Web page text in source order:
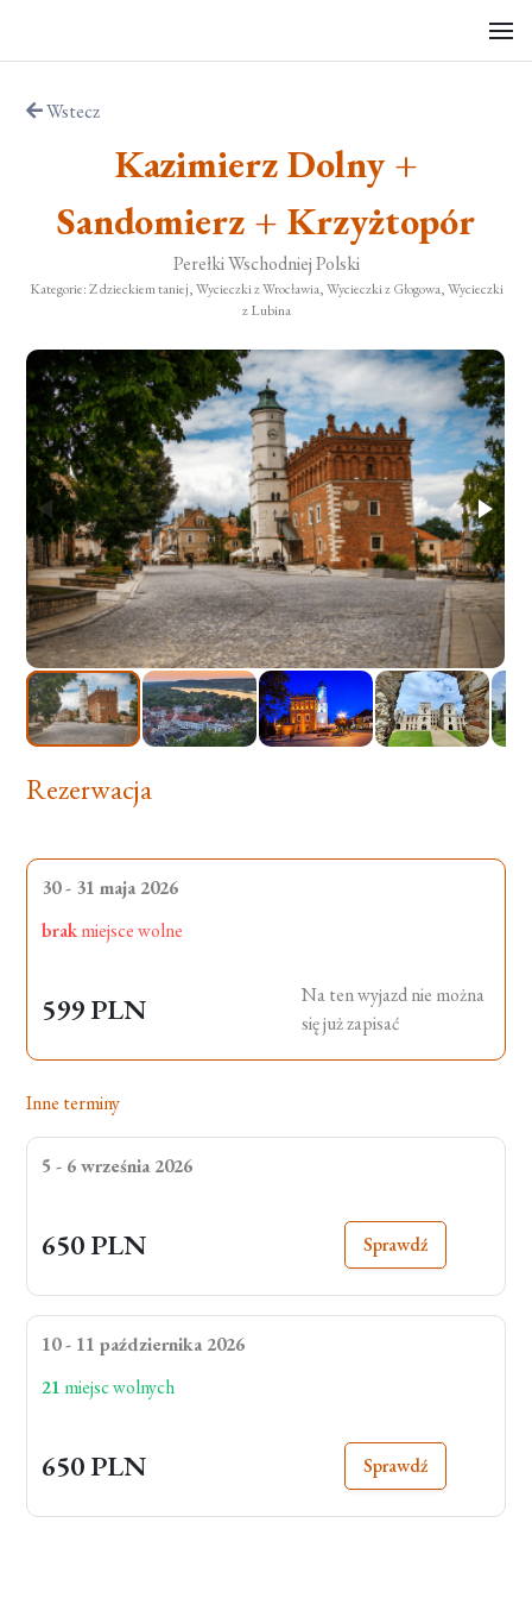
Wstecz
Kazimierz Dolny +
Sandomierz + Krzyżtopór
Perełki Wschodniej Polski
Kategorie: Z dzieckiem taniej, Wycieczki z Wrocławia, Wycieczki z Głogowa, Wycieczki
z Lubina
Rezerwacja
30 - 31 maja 2026
brakmiejsce wolne
599 PLN
Na ten wyjazd nie można
się już zapisać
Inne terminy
5 - 6 września 2026
650 PLN Sprawdź
10 - 11 października 2026
21 miejsc wolnych
650 PLN Sprawdź